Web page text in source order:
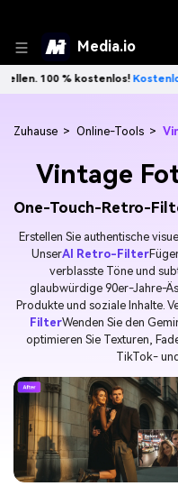
Media.io
kostenlos!Kostenlos starten→
Zuhause > Online-Tools >
Vintage
One-Touch-Retro-
Erstellen Sie authentische
UnserAI Retro-Filter
verblasste Töne und
glaubwürdige 90er-Jahre-
Produkte und soziale Inhalte.
FilterWenden Sie den
optimieren Sie Texturen,
TikTok-